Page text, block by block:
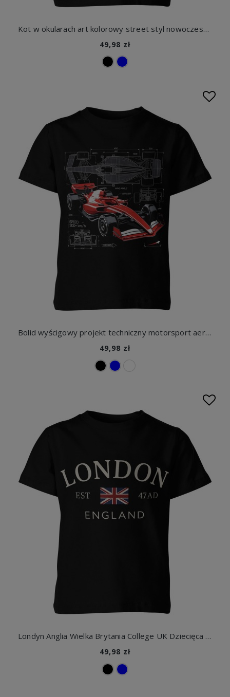
Kot w okularach art kolorowy street styl nowoczesna grafika zwierzęca Dziecięca koszulka
49,98 zł
Bolid wyścigowy projekt techniczny motorsport aerodynamika prędkość tor Dziecięca koszulka
49,98 zł
Londyn Anglia Wielka Brytania College UK Dziecięca koszulka
49,98 zł